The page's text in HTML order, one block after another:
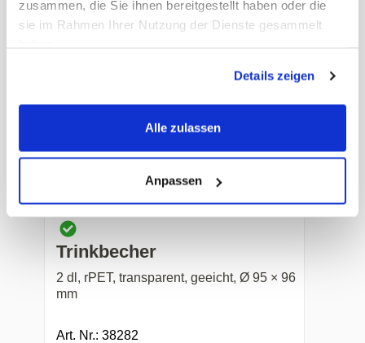
zusammen, die Sie ihnen bereitgestellt haben oder die
sie im Rahmen Ihrer Nutzung der Dienste gesammelt
Details zeigen
Alle zulassen
Anpassen
Art. Nr.: 805
Trinkbecher
2 dl, rPET, transparent, geeicht, Ø 95 × 96
mm
Art. Nr.: 38282